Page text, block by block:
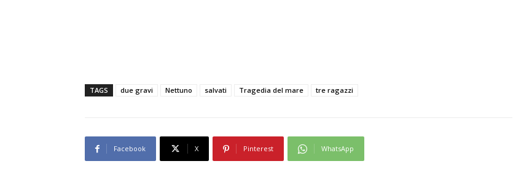
TAGS due gravi Nettuno salvati Tragedia del mare tre ragazzi
Facebook X Pinterest WhatsApp